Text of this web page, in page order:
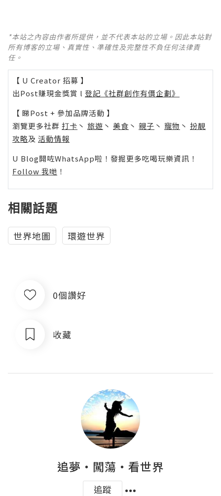
*本站之內容由作者所提供，並不代表本站的立場。因此本站對
所有博客的立場、真實性、準確性及完整性不負任何法律責
任。
【 U Creator 招募 】
出Post賺現金獎賞 l 登記《社群創作有價企劃》
【 睇Post + 參加品牌活動 】
瀏覽更多社群 打卡 丶 旅遊 丶 美食 丶 親子 丶 寵物 丶 扮靚
攻略及 活動情報
U Blog開咗WhatsApp啦！發掘更多吃喝玩樂資訊！
Follow 我哋 ！
相關話題
世界地圖 環遊世界
0個讚好
收藏
追夢‧闖蕩‧看世界
追蹤